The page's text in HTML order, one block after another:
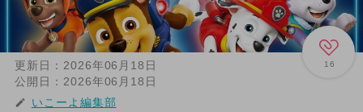
16
更新日： 2026年06月18日
公開日： 2026年06月18日
いこーよ編集部